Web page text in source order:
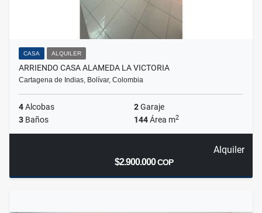
CASA ALQUILER
ARRIENDO CASA ALAMEDA LA VICTORIA
Cartagena de Indias, Bolívar, Colombia
4Alcobas 2Garaje
3 Baños 144Área m2
Alquiler
$2.900.000COP